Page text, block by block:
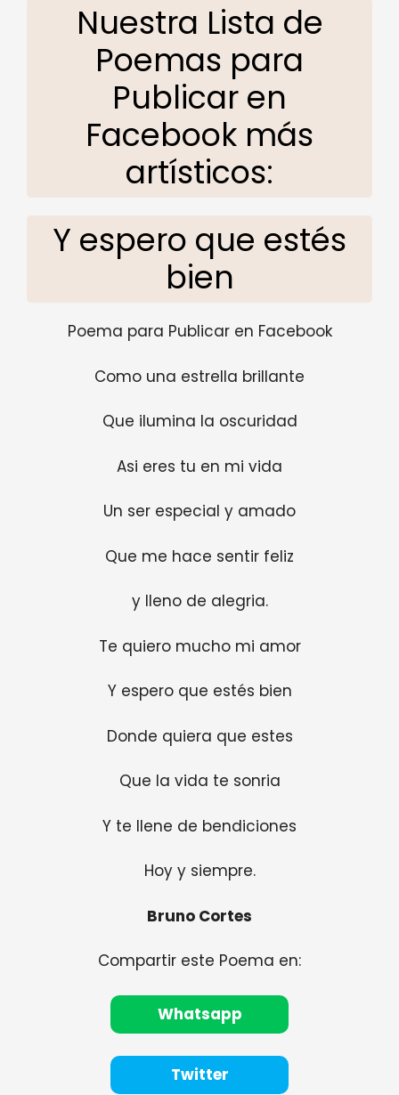
Nuestra Lista de
Poemas para
Publicar en
Facebook más
artísticos:
Y espero que estés
bien
Poema para Publicar en Facebook
Como una estrella brillante
Que ilumina la oscuridad
Asi eres tu en mi vida
Un ser especial y amado
Que me hace sentir feliz
y lleno de alegria.
Te quiero mucho mi amor
Y espero que estés bien
Donde quiera que estes
Que la vida te sonria
Y te llene de bendiciones
Hoy y siempre.
Bruno Cortes
Compartir este Poema en:
Whatsapp
Twitter